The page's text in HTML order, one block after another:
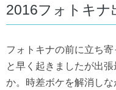
2016フォトキナ
フォトキナの前に立ち
と早く起きましたが出
か。時差ボケを解消しな